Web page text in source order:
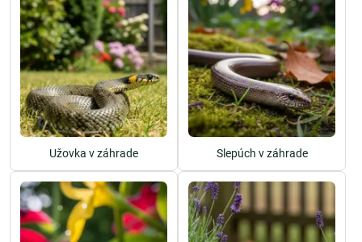
Užovka v záhrade Slepúch v záhrade